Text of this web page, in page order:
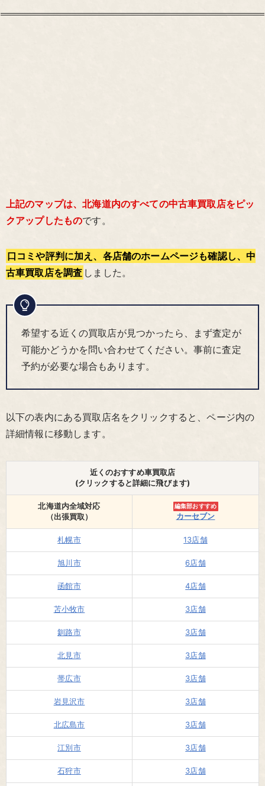
上記のマップは、北海道内のすべての中古車買取店をピッ
クアップしたものです。
口コミや評判に加え、各店舗のホームページも確認し、中
古車買取店を調査 しました。
希望する近くの買取店が見つかったら、まず査定が
可能かどうかを問い合わせてください。事前に査定
予約が必要な場合もあります。
以下の表内にある買取店名をクリックすると、ページ内の
詳細情報に移動します。
近くのおすすめ車買取店
(クリックすると詳細に飛びます)
北海道内全域対応
（出張買取）
編集部おすすめ
カーセブン
札幌市 13店舗
旭川市 6店舗
函館市 4店舗
苫小牧市 3店舗
釧路市 3店舗
北見市 3店舗
帯広市 3店舗
岩見沢市 3店舗
北広島市 3店舗
江別市 3店舗
石狩市 3店舗